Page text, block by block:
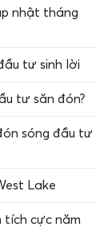
nhật tháng
tư sinh lời
tư săn đón?
sóng đầu tư
Lake
tích cực năm